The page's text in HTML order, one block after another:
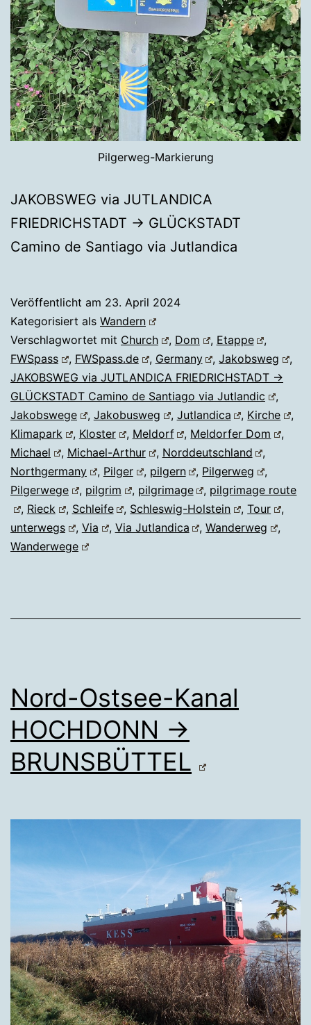
Pilgerweg-Markierung
JAKOBSWEG via JUTLANDICA
FRIEDRICHSTADT → GLÜCKSTADT
Camino de Santiago via Jutlandica
Veröffentlicht am 23. April 2024
Kategorisiert als Wandern
Verschlagwortet mit Church , Dom , Etappe
,
FWSpass
, FWSpass.de , Germany ,Jakobsweg
,
JAKOBSWEG via JUTLANDICA FRIEDRICHSTADT →
GLÜCKSTADT Camino de Santiago via Jutlandic
,
Jakobswege
, Jakobusweg , Jutlandica , Kirche
,
Klimapark
, Kloster , Meldorf , Meldorfer Dom
,
Michael
, Michael-Arthur , Norddeutschland
,
Northgermany
, Pilger , pilgern , Pilgerweg
,
Pilgerwege
, pilgrim , pilgrimage , pilgrimage route
, Rieck , Schleife , Schleswig-Holstein ,Tour
,
unterwegs
, Via , Via Jutlandica ,Wanderweg
,
Wanderwege
Nord-Ostsee-Kanal
HOCHDONN →
BRUNSBÜTTEL